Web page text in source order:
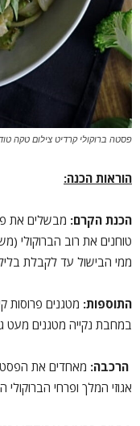
פסטה ברוקולי קרדיט צילום טקה
הוראות הכנה:
הכנת הקרם: מבשלים את
טוחנים את רוב הברוקולי
ממי הבישול עד לקבלת
התוספות: מטגנים פרוסות
במחבת נקייה מטגנים מעט
הרכבה: מאחדים את
אגוזי המלך ופרחי הברוקולי